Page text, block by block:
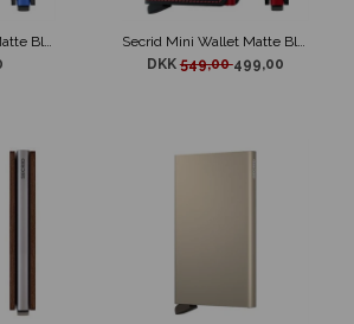
Secrid Mini Wallet Matte Black & Blue
Secrid Mini Wallet Matte Black & Red
DKK549,00499,00